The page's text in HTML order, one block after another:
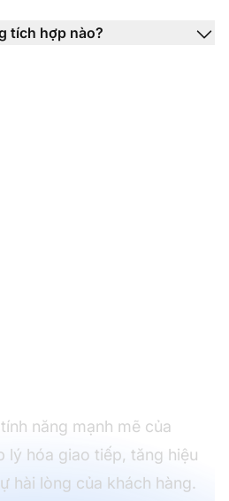
tích hợp nào?
năng mạnh mẽ của
lý hóa giao tiếp, tăng hiệu
hài lòng của khách hàng.